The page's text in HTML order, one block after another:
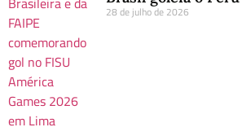
28 de julho de 2026